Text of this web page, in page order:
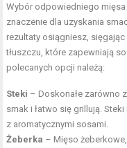
Wybór odpowiedniego
znaczenie dla uzyskania
rezultaty osiągniesz,
tłuszczu, które zapewniają
polecanych opcji należą:
Steki – Doskonałe zarówno
smak i łatwo się grillują.
z aromatycznymi sosami.
Żeberka – Mięso